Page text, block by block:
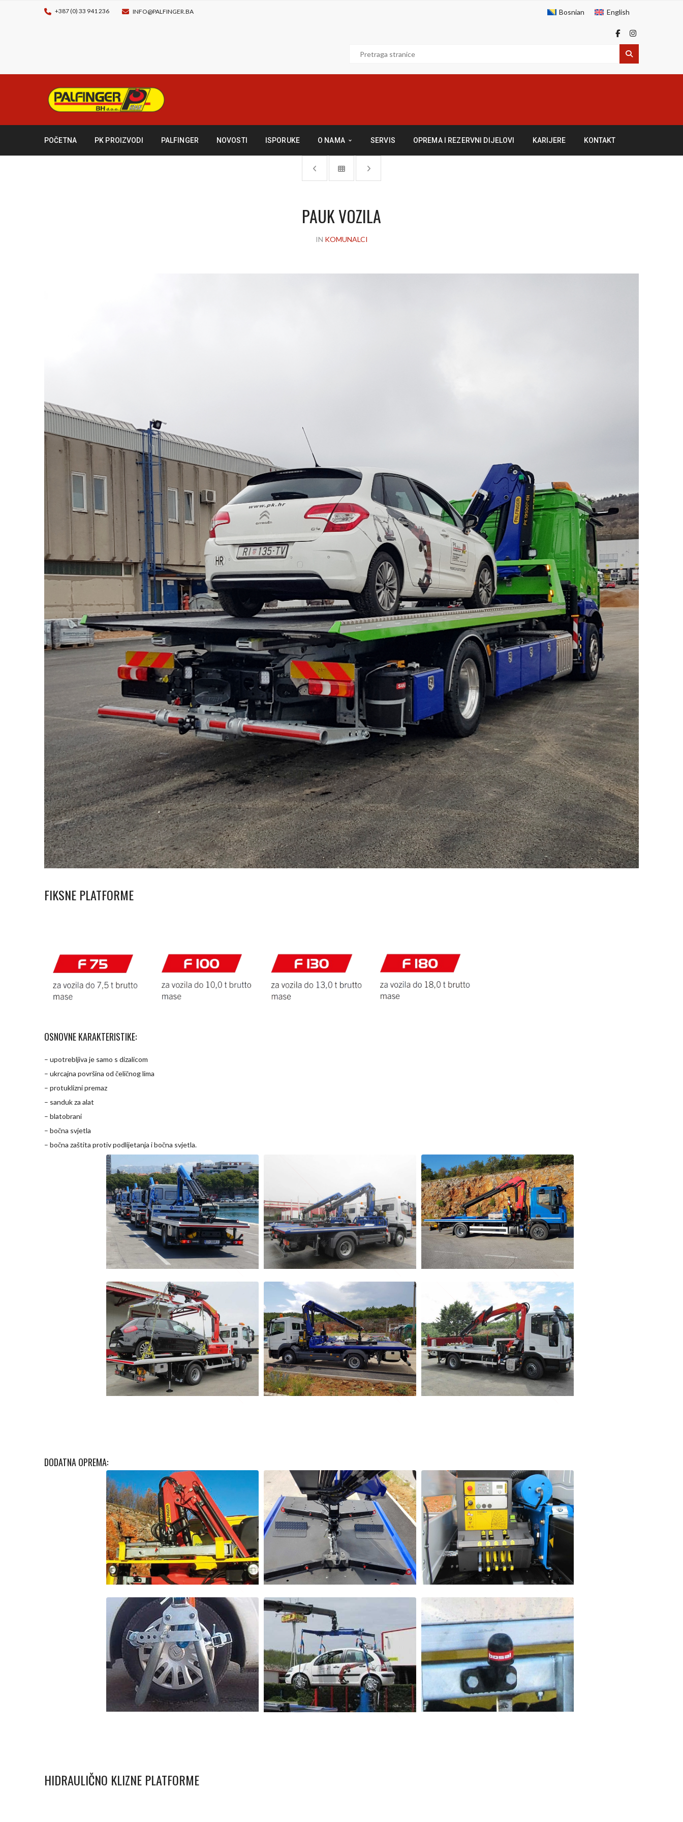
+387 (0) 33 941 236 INFO@PALFINGER.BA Bosnian English
POČETNA PK PROIZVODI PALFINGER NOVOSTI ISPORUKE O NAMA SERVIS OPREMA I REZERVNI DIJELOVI KARIJERE KONTAKT
PAUK VOZILA
IN KOMUNALCI
FIKSNE PLATFORME
OSNOVNE KARAKTERISTIKE:
– upotrebljiva je samo s dizalicom
– ukrcajna površina od čeličnog lima
– protuklizni premaz
– sanduk za alat
– blatobrani
– bočna svjetla
– bočna zaštita protiv podlijetanja i bočna svjetla.
DODATNA OPREMA:
Nosač križa Križ s hidrauličnom nivelacijom Ručne komande
Lisice Trake za lisice Kuka na platou
HIDRAULIČNO KLIZNE PLATFORME